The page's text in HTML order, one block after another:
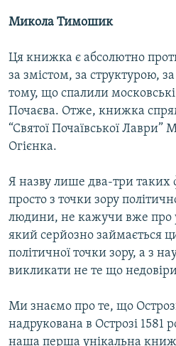
Микола Тимошик
Ця книжка є абсолютно
за змістом, за структурою,
тому, що спалили
Почаєва. Отже, книжка
“Святої Почаївської Лаври”
Огієнка.
Я назву лише два-три таких
просто з точки зору
людини, не кажучи вже про
який серйозно займається
політичної точки зору, а з
викликати не те що
Ми знаємо про те, що
надрукована в Острозі 1581
наша перша унікальна